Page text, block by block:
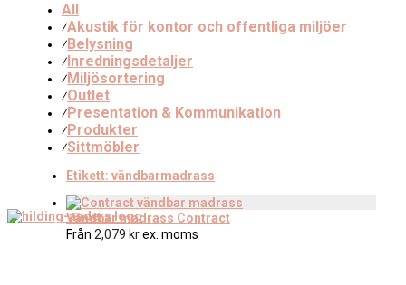
All
⁄Akustik för kontor och offentliga miljöer
⁄Belysning
⁄Inredningsdetaljer
⁄Miljösortering
⁄Outlet
⁄Presentation & Kommunikation
⁄Produkter
⁄Sittmöbler
Etikett: vändbarmadrass
Vändbar madrass Contract
Från 2,079 krex. moms